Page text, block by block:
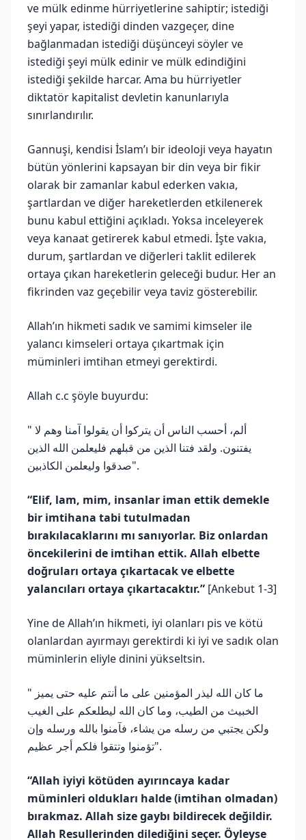
ve mülk edinme hürriyetlerine sahiptir; istediği
şeyi yapar, istediği dinden vazgeçer, dine
bağlanmadan istediği düşünceyi söyler ve
istediği şeyi mülk edinir ve mülk edindiğini
istediği şekilde harcar. Ama bu hürriyetler
diktatör kapitalist devletin kanunlarıyla
sınırlandırılır.
Gannuşi, kendisi İslam’ı bir ideoloji veya hayatın
bütün yönlerini kapsayan bir din veya bir fikir
olarak bir zamanlar kabul ederken vakıa,
şartlardan ve diğer hareketlerden etkilenerek
bunu kabul ettiğini açıkladı. Yoksa inceleyerek
veya kanaat getirerek kabul etmedi. İşte vakıa,
durum, şartlardan ve diğerleri taklit edilerek
ortaya çıkan hareketlerin geleceği budur. Her an
fikrinden vaz geçebilir veya taviz gösterebilir.
Allah’ın hikmeti sadık ve samimi kimseler ile
yalancı kimseleri ortaya çıkartmak için
müminleri imtihan etmeyi gerektirdi.
Allah c.c şöyle buyurdu:
" ألم، أحسب الناس أن يتركوا أن يقولوا آمنا وهم لا
يفتنون. ولقد فتنا الذين من قبلهم فليعلمن الله الذين
صدقوا وليعلمن الكاذبين".
“Elif, lam, mim, insanlar iman ettik demekle
bir imtihana tabi tutulmadan
bırakılacaklarını mı sanıyorlar. Biz onlardan
öncekilerini de imtihan ettik. Allah elbette
doğruları ortaya çıkartacak ve elbette
yalancıları ortaya çıkartacaktır.” [Ankebut 1-3]
Yine de Allah’ın hikmeti, iyi olanları pis ve kötü
olanlardan ayırmayı gerektirdi ki iyi ve sadık olan
müminlerin eliyle dinini yükseltsin.
" ما كان الله ليذر المؤمنين على ما أنتم عليه حتى يميز
الخبيث من الطيب، وما كان الله ليطلعكم على الغيب
ولكن يجتبي من رسله من يشاء، فآمنوا بالله ورسله وإن
تؤمنوا وتتقوا فلكم أجر عظيم".
“Allah iyiyi kötüden ayırıncaya kadar
müminleri oldukları halde (imtihan olmadan)
bırakmaz. Allah size gaybı bildirecek değildir.
Allah Resullerinden dilediğini seçer. Öyleyse